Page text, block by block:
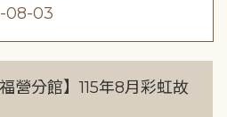
08-03
福營分館】115年8月彩虹故